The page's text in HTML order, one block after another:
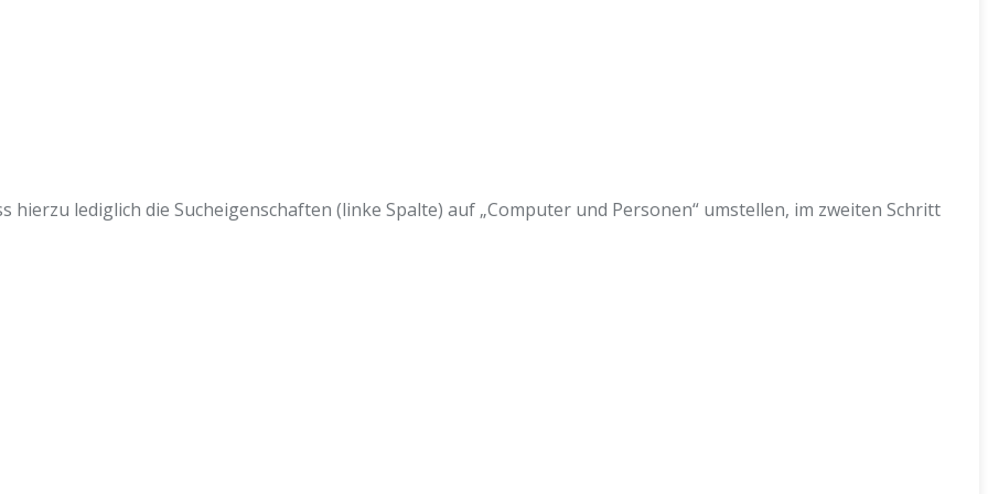
hierzu lediglich die Sucheigenschaften (linke Spalte) auf „Computer und Personen“ umstellen, im zweiten Schritt